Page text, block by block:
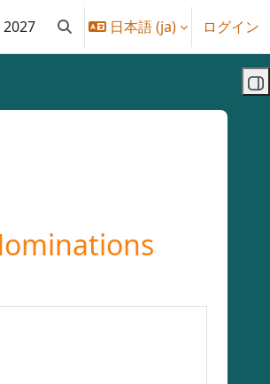
検索入力に切り替える
日本語 ‎(ja)‎ ログイン